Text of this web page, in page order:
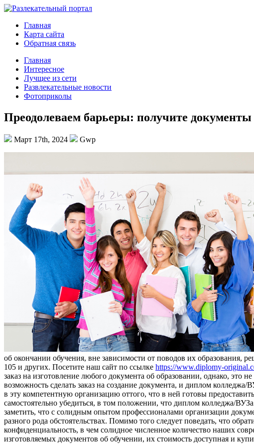
Главная
Карта сайта
Обратная связь
Главная
Интересное
Лучщее из сети
Развлекательные новости
Фотоприколы
Преодолеваем барьеры: получите
Март 17th, 2024 Gwp
об окончании обучения, вне зависимости от поводов их образования,
105 и других. Посетите наш сайт по ссылке https://www.diplomy-
заказ на изготовление любого документа об образовании, однако, это
возможность сделать заказ на создание документа, и диплом
в эту компетентную организацию оттого, что в ней готовы
самостоятельно убедиться, в том положении, что диплом колледжа/
заметить, что с солидным опытом профессионалами организации
разного рода обстоятельствах. Помимо того следует поведать, что
конфиденциальность, в чем солидное численное количество наших
изготовляемых документов об обучении, их стоимость доступная и